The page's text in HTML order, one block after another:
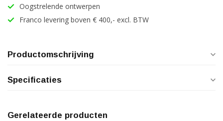
Oogstrelende ontwerpen
Franco levering boven € 400,- excl. BTW
Productomschrijving
Specificaties
Gerelateerde producten